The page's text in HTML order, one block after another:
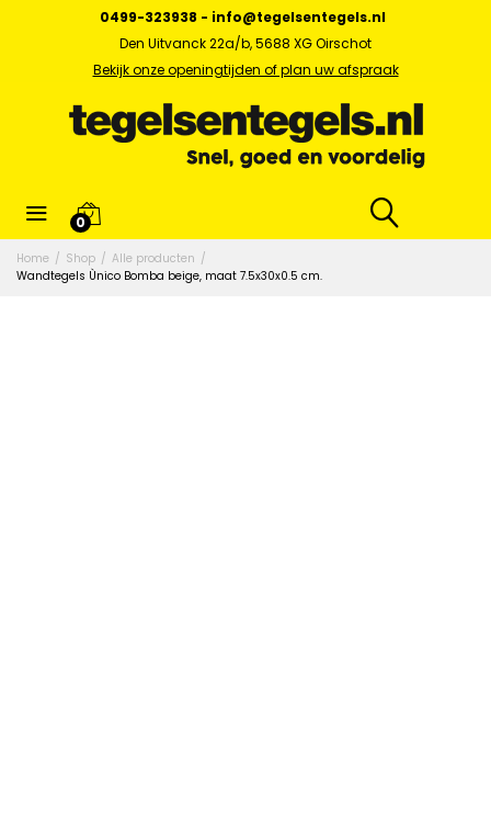
0499-323938 - info@tegelsentegels.nl
Den Uitvanck 22a/b, 5688 XG Oirschot
Bekijk onze openingtijden of plan uw afspraak
0
Home / Shop / Alle producten /
Wandtegels Ùnico Bomba beige, maat 7.5x30x0.5 cm.